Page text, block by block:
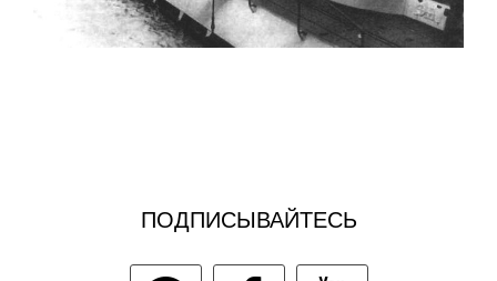
ПОДПИСЫВАЙТЕСЬ